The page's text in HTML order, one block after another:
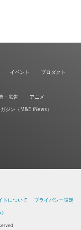
イベント
プロダクト
・広告
アニメ
ジン（M&E iNews）
トについて
プライバシー設定